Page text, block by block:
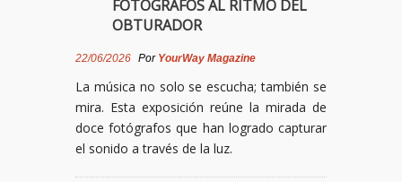
FOTÓGRAFOS AL RITMO DEL
OBTURADOR
22/06/2026 Por YourWay Magazine
La música no solo se escucha; también se
mira. Esta exposición reúne la mirada de
doce fotógrafos que han logrado capturar
el sonido a través de la luz.